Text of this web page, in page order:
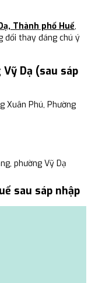
Thành phố Huế,
đổi thay đáng chú ý
Dạ (sau sáp
Xuân Phú, Phường
phường Vỹ Dạ
sau sáp nhập